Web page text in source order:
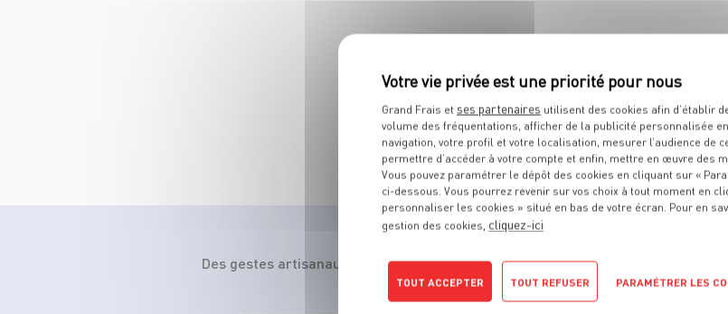
CLAFOUTIS AUX FRUITS D'ÉTÉ
ÉPISODE 48
Des gestes artisanaux et ancestraux sont indispensables pour pêcher la Fera,
gourmets.
Grand Frais et ses partenaires utilisent des cookies afin d’établir
volume des fréquentations, afficher de la publicité personnalisée
navigation, votre profil et votre localisation, mesurer l’audience de
permettre d’accéder à votre compte et enfin, mettre en œuvre des
Vous pouvez paramétrer le dépôt des cookies en cliquant sur «
ci-dessous. Vous pourrez revenir sur vos choix à tout moment en
personnaliser les cookies » situé en bas de votre écran. Pour en
gestion des cookies, cliquez-ici
TOUT ACCEPTER TOUT REFUSER PARAMÉTRER LES